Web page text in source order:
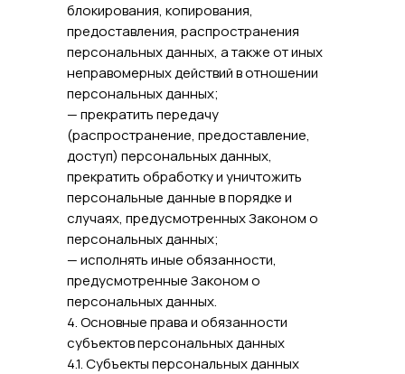
блокирования, копирования,
предоставления, распространения
персональных данных, а также от иных
неправомерных действий в отношении
персональных данных;
— прекратить передачу
(распространение, предоставление,
доступ) персональных данных,
прекратить обработку и уничтожить
персональные данные в порядке и
случаях, предусмотренных Законом о
персональных данных;
— исполнять иные обязанности,
предусмотренные Законом о
персональных данных.
4. Основные права и обязанности
субъектов персональных данных
4.1. Субъекты персональных данных